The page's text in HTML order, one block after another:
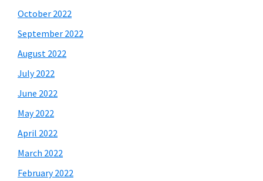
October 2022
September 2022
August 2022
July 2022
June 2022
May 2022
April 2022
March 2022
February 2022